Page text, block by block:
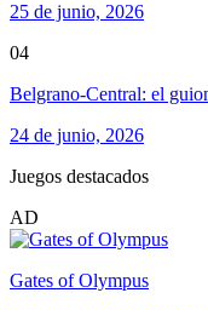
25 de junio, 2026
04
Belgrano-Central: el
24 de junio, 2026
Juegos destacados
AD
Gates of Olympus